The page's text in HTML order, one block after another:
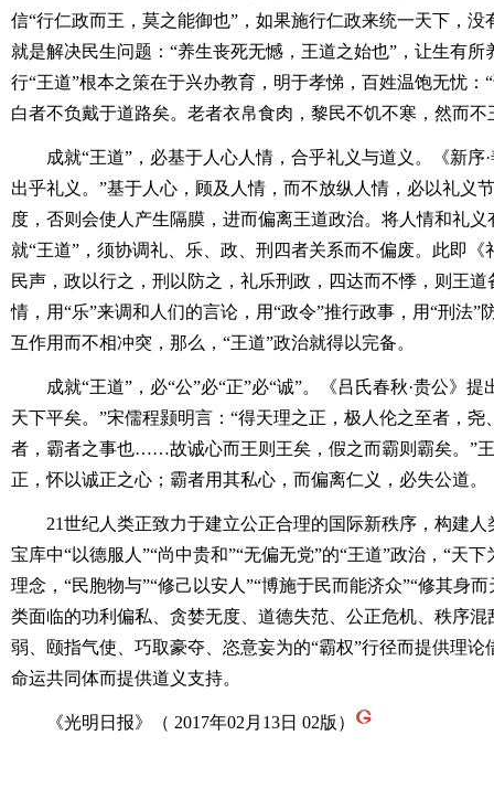
信“行仁政而王，莫之能御也”，如果施行仁政来统一天下，没
就是解决民生问题：“养生丧死无憾，王道之始也”，让生有
行“王道”根本之策在于兴办教育，明于孝悌，百姓温饱无忧
白者不负戴于道路矣。老者衣帛食肉，黎民不饥不寒，然而不
成就“王道”，必基于人心人情，合乎礼义与道义。《新序·
出乎礼义。”基于人心，顾及人情，而不放纵人情，必以礼义
度，否则会使人产生隔膜，进而偏离王道政治。将人情和礼
就“王道”，须协调礼、乐、政、刑四者关系而不偏废。此即《
民声，政以行之，刑以防之，礼乐刑政，四达而不悸，则王道
情，用“乐”来调和人们的言论，用“政令”推行政事，用“刑法
互作用而不相冲突，那么，“王道”政治就得以完备。
成就“王道”，必“公”必“正”必“诚”。《吕氏春秋·贵公》提
天下平矣。”宋儒程颢明言：“得天理之正，极人伦之至者，
者，霸者之事也……故诚心而王则王矣，假之而霸则霸矣。”
正，怀以诚正之心；霸者用其私心，而偏离仁义，必失公道。
21世纪人类正致力于建立公正合理的国际新秩序，构建人
宝库中“以德服人”“尚中贵和”“无偏无党”的“王道”政治，“天
理念，“民胞物与”“修己以安人”“博施于民而能济众”“修其身
类面临的功利偏私、贪婪无度、道德失范、公正危机、秩序
弱、颐指气使、巧取豪夺、恣意妄为的“霸权”行径而提供理论
命运共同体而提供道义支持。
《光明日报》（ 2017年02月13日 02版）